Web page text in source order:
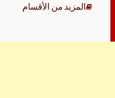
المزيد من الأقسام